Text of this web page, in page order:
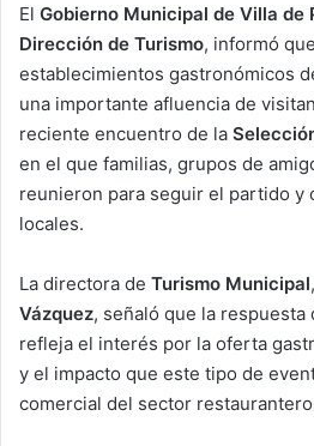
El Gobierno Municipal de Villa de
Dirección de Turismo, informó
establecimientos gastronómicos
una importante afluencia de
reciente encuentro de la
en el que familias, grupos de
reunieron para seguir el partido y
locales.
La directora de Turismo Municipal,
Vázquez, señaló que la respuesta
refleja el interés por la oferta
y el impacto que este tipo de
comercial del sector